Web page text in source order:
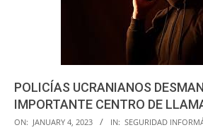
POLICÍAS UCRANIANOS
IMPORTANTE CENTRO DE
2023-
ON: JANUARY 4, 2023 IN: SEGURIDAD